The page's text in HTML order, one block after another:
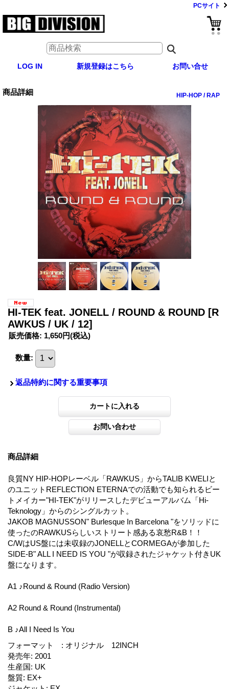
PCサイト
LOG IN 新規登録はこちら お問い合せ
商品詳細 HIP-HOP / RAP
HI-TEK feat. JONELL / ROUND & ROUND [R
AWKUS / UK / 12]
販売価格: 1,650円(税込)
数量:
返品特約に関する重要事項
商品詳細
良質NY HIP-HOPレーベル「RAWKUS」からTALIB KWELIと
のユニットREFLECTION ETERNAでの活動でも知られるビー
トメイカー"HI-TEK"がリリースしたデビューアルバム「Hi-
Teknology」からのシングルカット。
JAKOB MAGNUSSON" Burlesque In Barcelona "をソリッドに
使ったのRAWKUSらしいストリート感ある哀愁R&B！！
C/WはUS盤には未収録のJONELLとCORMEGAが参加した
SIDE-B" ALL I NEED IS YOU "が収録されたジャケット付きUK
盤になります。
A1 ♪Round & Round (Radio Version)
A2 Round & Round (Instrumental)
B ♪All I Need Is You
フォーマット : オリジナル 12INCH
発売年: 2001
生産国: UK
盤質: EX+